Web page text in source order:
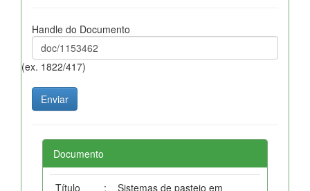
Handle do Documento
(ex. 1822/417)
Documento
Título :
Sistemas de pastejo em